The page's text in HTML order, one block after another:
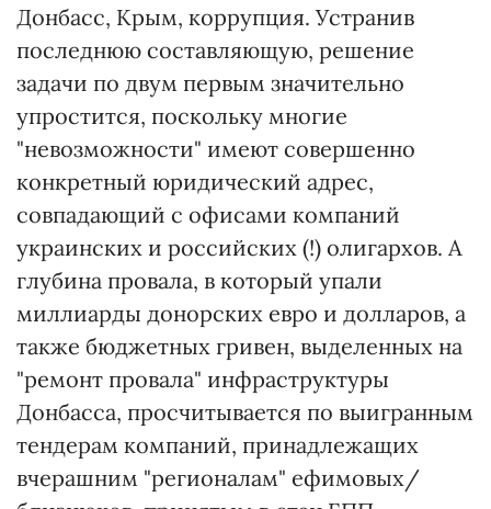
Донбасс, Крым, коррупция. Устранив
последнюю составляющую, решение
задачи по двум первым значительно
упростится, поскольку многие
"невозможности" имеют совершенно
конкретный юридический адрес,
совпадающий с офисами компаний
украинских и российских (!) олигархов. А
глубина провала, в который упали
миллиарды донорских евро и долларов, а
также бюджетных гривен, выделенных на
"ремонт провала" инфраструктуры
Донбасса, просчитывается по выигранным
тендерам компаний, принадлежащих
вчерашним "регионалам" ефимовых/